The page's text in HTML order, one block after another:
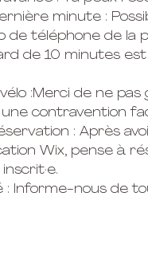
minute :
de téléphone de
de 10 minutes
:Merci de ne
contravention
: Après
Wix, pense à
: Informe-nous de